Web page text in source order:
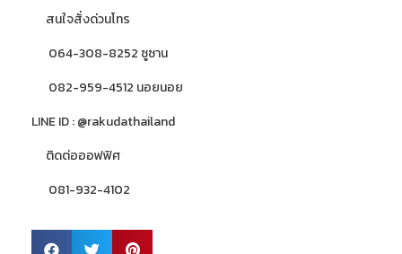
สนใจสั่งด่วนโทร
064-308-8252 ซูซาน
082-959-4512 นอยนอย
LINE ID : @rakudathailand
ติดต่อออฟฟิศ
081-932-4102